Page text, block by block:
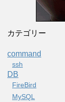
カテゴリー
command
ssh
DB
FireBird
MySQL